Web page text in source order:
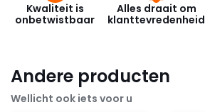
Kwaliteit is
onbetwistbaar
Alles draait om
klanttevredenheid
Andere producten
Wellicht ook iets voor u